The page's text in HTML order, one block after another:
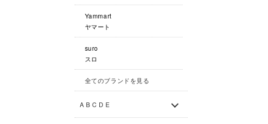
Yammart
ヤマート
suro
スロ
全てのブランドを見る
A B C D E